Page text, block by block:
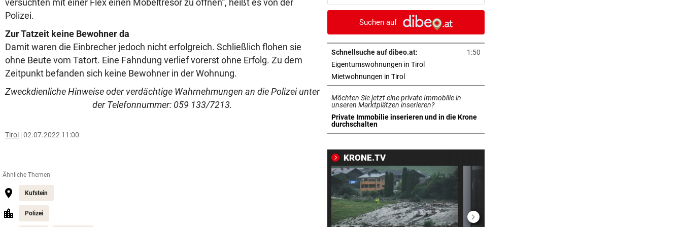
versuchten mit einer Flex einen Möbeltresor zu öffnen“, heißt es von der
Polizei.
Zur Tatzeit keine Bewohner da
Damit waren die Einbrecher jedoch nicht erfolgreich. Schließlich flohen sie
ohne Beute vom Tatort. Eine Fahndung verlief vorerst ohne Erfolg. Zu dem
Zeitpunkt befanden sich keine Bewohner in der Wohnung.
Zweckdienliche Hinweise oder verdächtige Wahrnehmungen an die Polizei unter
der Telefonnummer: 059 133/7213.
Tirol 02.07.2022 11:00
Ähnliche Themen
Kufstein
Polizei
locken WAC-Goalie
vor 6 Stunden
Brasilien-Legende schockt Fans
mit Mallet-Finger
KIND UND PARTNER TOT
Traktor-Unglück: Mutter (36)
meldet sich zu Wort
STRATEGIE FEHLT vor 6 Stunden
Schutz vor Drohnen? Österreich
LÄNDLE-KICKER SIEGEN vor 6 Stunden
3:1 nach 0:1! Altach dreht Derby
gegen WSG Tirol
KRITIK AUS POLITIK vor 7 Stunden
Suchen auf
Schnellsuche auf dibeo.at:
1:50
Eigentumswohnungen in Tirolin neuem Tab öffnen
Mietwohnungen in Tirolin neuem Tab öffnen
Möchten Sie jetzt eine private Immobilie in
unseren Marktplätzen inserieren?
Private Immobilie inserieren und in die Krone
durchschalten
in neuem Tab öffnen
KRONE.TV